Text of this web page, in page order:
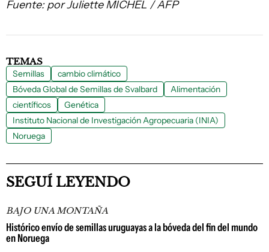
Fuente: por Juliette MICHEL / AFP
TEMAS
Semillas
cambio climático
Bóveda Global de Semillas de Svalbard
Alimentación
científicos
Genética
Instituto Nacional de Investigación Agropecuaria (INIA)
Noruega
SEGUÍ LEYENDO
BAJO UNA MONTAÑA
Histórico envío de semillas uruguayas a la bóveda del fin del mundo
en Noruega